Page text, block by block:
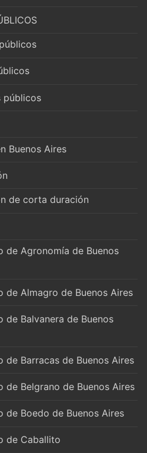
públicos
Buenos Aires
de corta duración
de Agronomía de Buenos
de Almagro de Buenos Aires
de Balvanera de Buenos
de Barracas de Buenos Aires
de Belgrano de Buenos Aires
de Boedo de Buenos Aires
de Caballito